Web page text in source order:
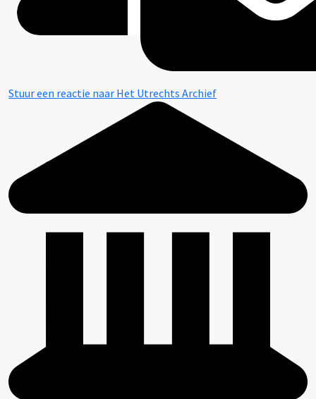
Stuur een reactie naar Het Utrechts Archief